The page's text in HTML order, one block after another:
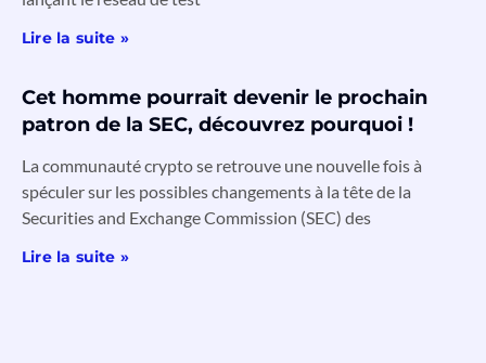
Lire la suite »
Cet homme pourrait devenir le prochain
patron de la SEC, découvrez pourquoi !
La communauté crypto se retrouve une nouvelle fois à
spéculer sur les possibles changements à la tête de la
Securities and Exchange Commission (SEC) des
Lire la suite »